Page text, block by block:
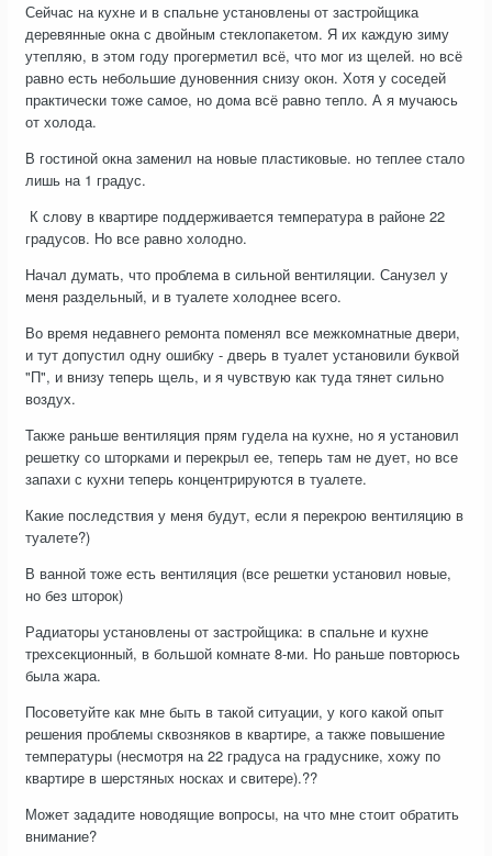
Сейчас на кухне и в спальне установлены от застройщика
деревянные окна с двойным стеклопакетом. Я их каждую зиму
утепляю, в этом году прогерметил всё, что мог из щелей. но всё
равно есть небольшие дуновенния снизу окон. Хотя у соседей
практически тоже самое, но дома всё равно тепло. А я мучаюсь
от холода.
В гостиной окна заменил на новые пластиковые. но теплее стало
лишь на 1 градус.
К слову в квартире поддерживается температура в районе 22
градусов. Но все равно холодно.
Начал думать, что проблема в сильной вентиляции. Санузел у
меня раздельный, и в туалете холоднее всего.
Во время недавнего ремонта поменял все межкомнатные двери,
и тут допустил одну ошибку - дверь в туалет установили буквой
"П", и внизу теперь щель, и я чувствую как туда тянет сильно
воздух.
Также раньше вентиляция прям гудела на кухне, но я установил
решетку со шторками и перекрыл ее, теперь там не дует, но все
запахи с кухни теперь концентрируются в туалете.
Какие последствия у меня будут, если я перекрою вентиляцию в
туалете?)
В ванной тоже есть вентиляция (все решетки установил новые,
но без шторок)
Радиаторы установлены от застройщика: в спальне и кухне
трехсекционный, в большой комнате 8-ми. Но раньше повторюсь
была жара.
Посоветуйте как мне быть в такой ситуации, у кого какой опыт
решения проблемы сквозняков в квартире, а также повышение
температуры (несмотря на 22 градуса на градуснике, хожу по
квартире в шерстяных носках и свитере).??
Может зададите новодящие вопросы, на что мне стоит обратить
внимание?